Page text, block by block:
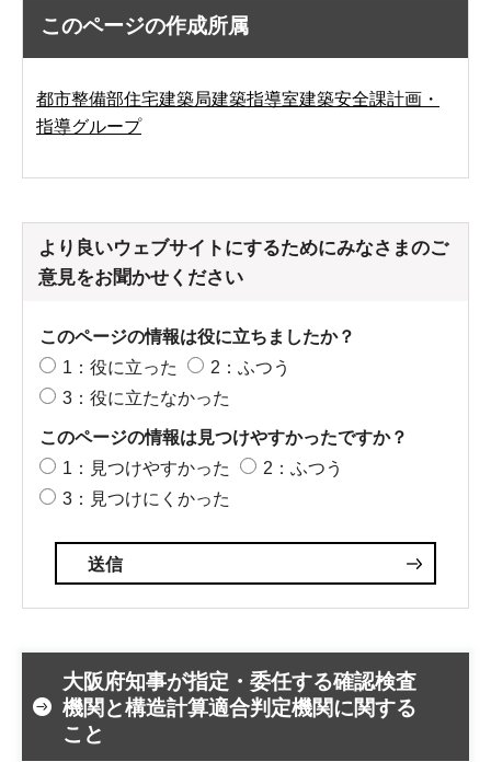
このページの作成所属
都市整備部住宅建築局建築指導室建築安全課計画・
指導グループ
より良いウェブサイトにするためにみなさまのご
意見をお聞かせください
このページの情報は役に立ちましたか？
1：役に立った
2：ふつう
3：役に立たなかった
このページの情報は見つけやすかったですか？
1：見つけやすかった
2：ふつう
3：見つけにくかった
大阪府知事が指定・委任する確認検査
機関と構造計算適合判定機関に関する
こと